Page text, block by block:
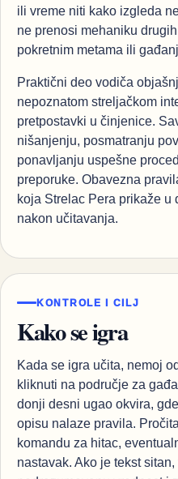
ili vreme niti kako izgleda
ne prenosi mehaniku
pokretnim metama ili
Praktični deo vodiča
nepoznatom streljačkom
pretpostavki u činjenice.
nišanjenju, posmatranju
ponavljanju uspešne
preporuke. Obavezna
koja Strelac Pera prikaže u
nakon učitavanja.
KONTROLE I CILJ
Kako se igra
Kada se igra učita, nemoj
kliknuti na područje za
donji desni ugao okvira,
opisu nalaze pravila.
komandu za hitac,
nastavak. Ako je tekst